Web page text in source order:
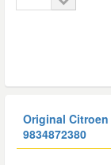
Original
9834872380